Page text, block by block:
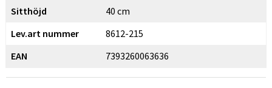
Sitthöjd
40 cm
Lev.art nummer
8612-215
EAN
7393260063636